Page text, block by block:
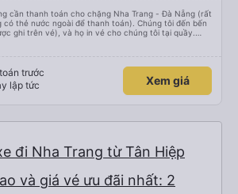
cần thanh toán cho chặng Nha Trang - Đà Nẵng (rất
có thẻ nước ngoài để thanh toán). Chúng tôi đến bến
ghi trên vé), và họ in vé cho chúng tôi tại quầy.
mua vé chiều về trực tiếp tại quầy, vì giá vé trên
vì thỉnh thoảng trời khá lạnh, và chăn mền thì hơi
Cổng USB để sạc điện thoại hoạt động tốt, và có giấy
sẽ. Chúng tôi trở về từ Đà Nẵng (bến xe Đà Nẵng,
chỗ ngồi VIP.
trước
lập tức
Xem giá
đi Nha Trang từ Tân Hiệp
và giá vé ưu đãi nhất: 2